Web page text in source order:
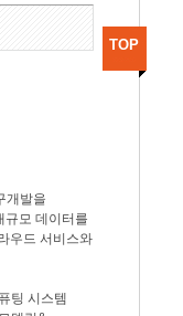
개발을
규모 데이터를
우드 서비스와
팅 시스템
TOP